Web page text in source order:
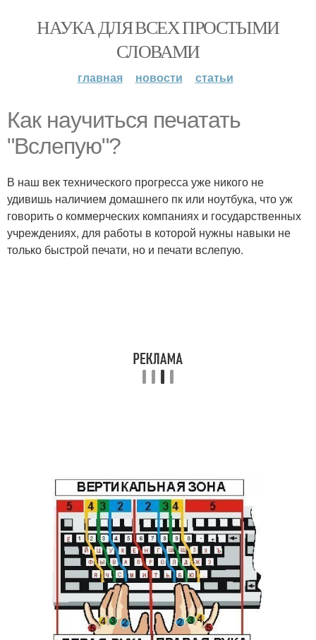
НАУКА ДЛЯ ВСЕХ ПРОСТЫМИ
СЛОВАМИ
главная новости статьи
Как научиться печатать
"Вслепую"?
В наш век технического прогресса уже никого не
удивишь наличием домашнего пк или ноутбука, что уж
говорить о коммерческих компаниях и государственных
учреждениях, для работы в которой нужны навыки не
только быстрой печати, но и печати вслепую.